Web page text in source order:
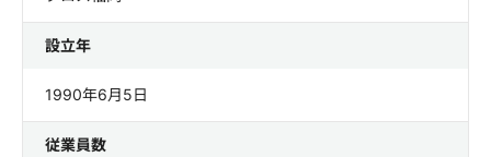
設立年
1990年6月5日
従業員数